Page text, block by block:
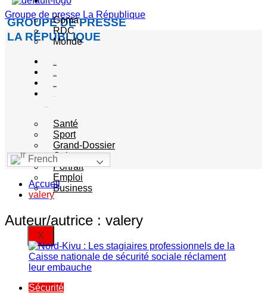
Groupe de presse La République
GROUPE DE PRESSE
LA RÉPUBLIQUE
Goma
RDC
Monde
Santé
Sport
Grand-Dossier
Culture
Portrait
Emploi
Business
X
French
Accueil
valery
Auteur/autrice : valery
Sécurité